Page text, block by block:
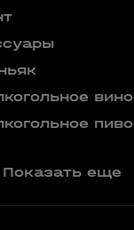
вино
пиво
Показать еще